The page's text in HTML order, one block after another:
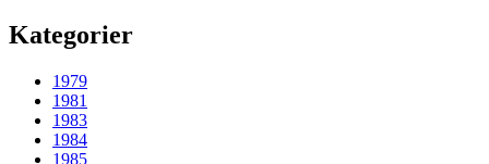
Kategorier
1979
1981
1983
1984
1985